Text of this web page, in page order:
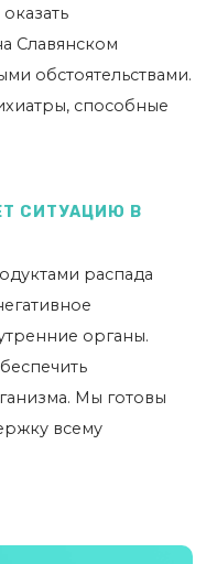
Славянском
обстоятельствами.
способные
СИТУАЦИЮ В
распада
органы.
Мы готовы
всему